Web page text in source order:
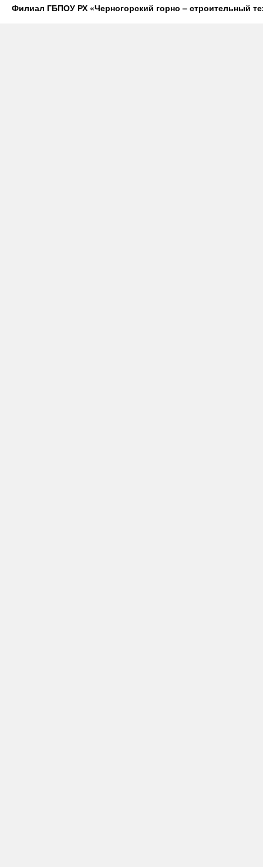
Филиал ГБПОУ РХ «Черногорский горно – строительный